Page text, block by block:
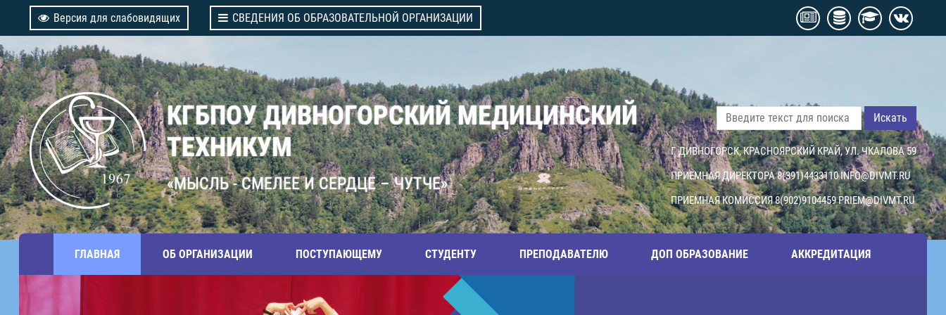
Версия для слабовидящих СВЕДЕНИЯ ОБ ОБРАЗОВАТЕЛЬНОЙ ОРГАНИЗАЦИИ
КГБПОУ ДИВНОГОРСКИЙ МЕДИЦИНСКИЙ
ТЕХНИКУМ
«МЫСЛЬ - СМЕЛЕЕ И СЕРДЦЕ – ЧУТЧЕ»
Искать
Г. ДИВНОГОРСК, КРАСНОЯРСКИЙ КРАЙ, УЛ. ЧКАЛОВА 59
ПРИЕМНАЯ ДИРЕКТОРА 8(391)4433110INFO@DIVMT.RU
ПРИЕМНАЯ КОМИССИЯ 8(902)9104459PRIEM@DIVMT.RU
ГЛАВНАЯ ОБ ОРГАНИЗАЦИИ ПОСТУПАЮЩЕМУ СТУДЕНТУ ПРЕПОДАВАТЕЛЮ ДОП ОБРАЗОВАНИЕ АККРЕДИТАЦИЯ